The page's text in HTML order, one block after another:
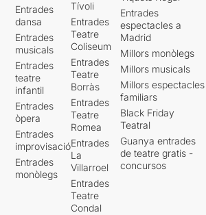
Entrades
dansa
Entrades
musicals
Entrades
teatre
infantil
Entrades
òpera
Entrades
improvisació
Entrades
monòlegs
Tívoli
Entrades
Teatre
Coliseum
Entrades
Teatre
Borràs
Entrades
Teatre
Romea
Entrades
La
Villarroel
Entrades
Teatre
Condal
Entrades
espectacles a
Madrid
Millors monòlegs
Millors musicals
Millors espectacles
familiars
Black Friday
Teatral
Guanya entrades
de teatre gratis -
concursos